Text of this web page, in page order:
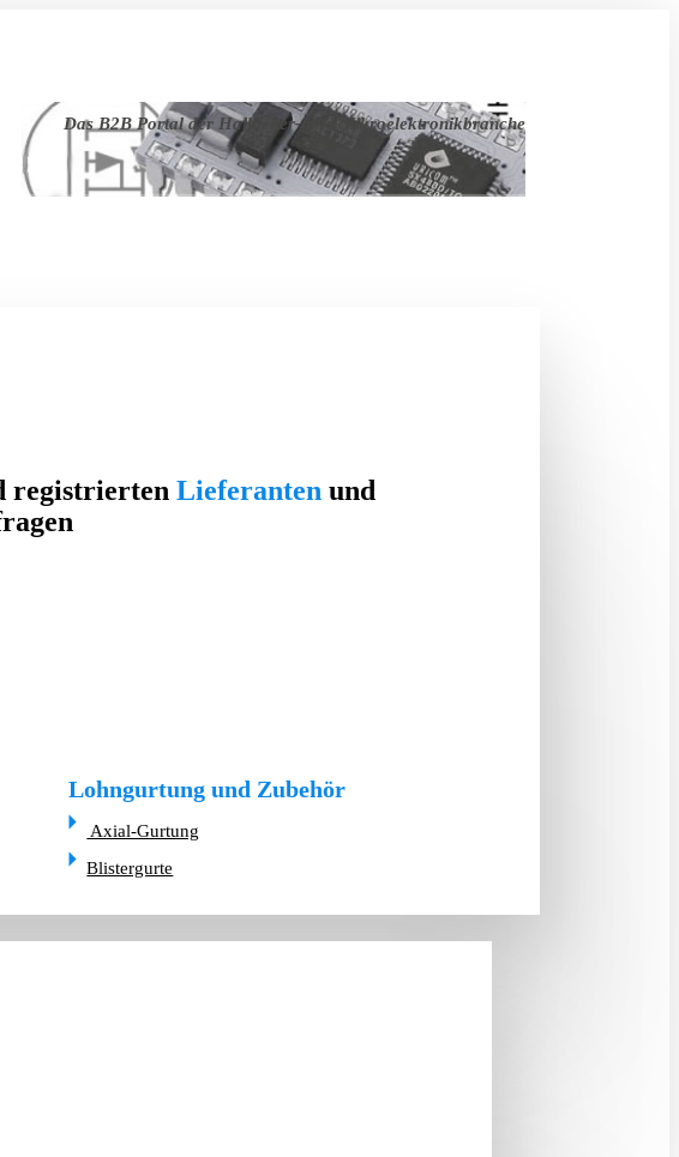
Das B2B Portal der Halbleiter- und Mikroelektronikbranche
registrierten Lieferanten und
Lohngurtung und Zubehör
Axial-Gurtung
Blistergurte